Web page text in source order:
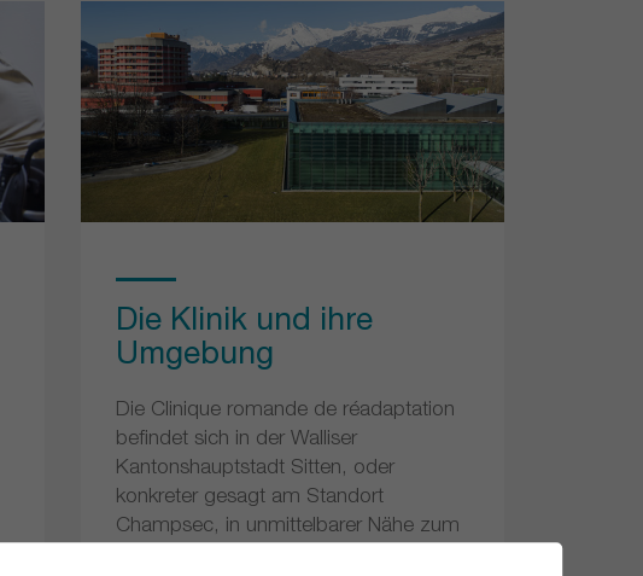
Die Klinik und ihre
Umgebung
Die Clinique romande de réadaptation
befindet sich in der Walliser
Kantonshauptstadt Sitten, oder
konkreter gesagt am Standort
Champsec, in unmittelbarer Nähe zum